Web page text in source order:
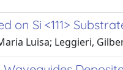
on Si <111>
Luisa; Leggieri,